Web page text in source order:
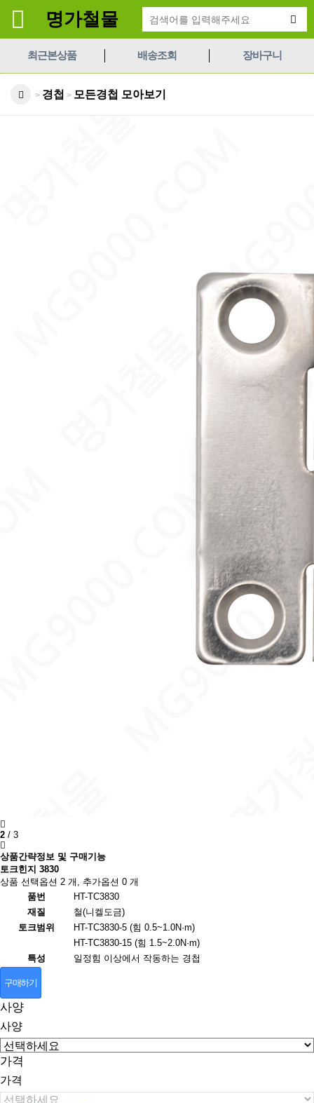
명가철물
최근본상품 배송조회 장바구니
> 경첩 > 모든경첩 모아보기
2 / 3
상품간략정보 및 구매기능
토크힌지 3830
상품 선택옵션 2 개, 추가옵션 0 개
품번
HT-TC3830
재질
철(니켈도금)
토크범위
HT-TC3830-5 (힘 0.5~1.0N·m)
HT-TC3830-15 (힘 1.5~2.0N·m)
특성
일정힘 이상에서 작동하는 경첩
구매하기
사양
사양
가격
가격